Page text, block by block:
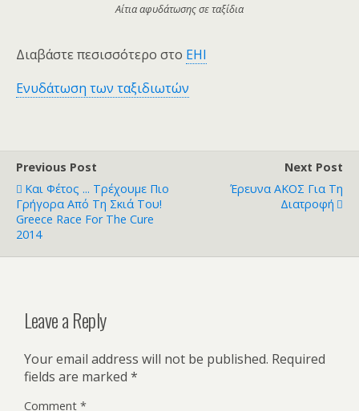
Αίτια αφυδάτωσης σε ταξίδια
Διαβάστε πεσισσότερο στο EHI
Ενυδάτωση των ταξιδιωτών
Previous Post
Και Φέτος ... Τρέχουμε Πιο
Γρήγορα Από Τη Σκιά Του!
Greece Race For The Cure
2014
Next Post
Έρευνα ΑΚΟΣ Για Τη
Διατροφή
Leave a Reply
Your email address will not be published. Required
fields are marked *
Comment *